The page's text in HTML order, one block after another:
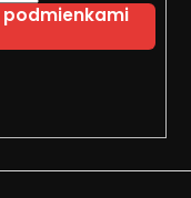
podmienkami